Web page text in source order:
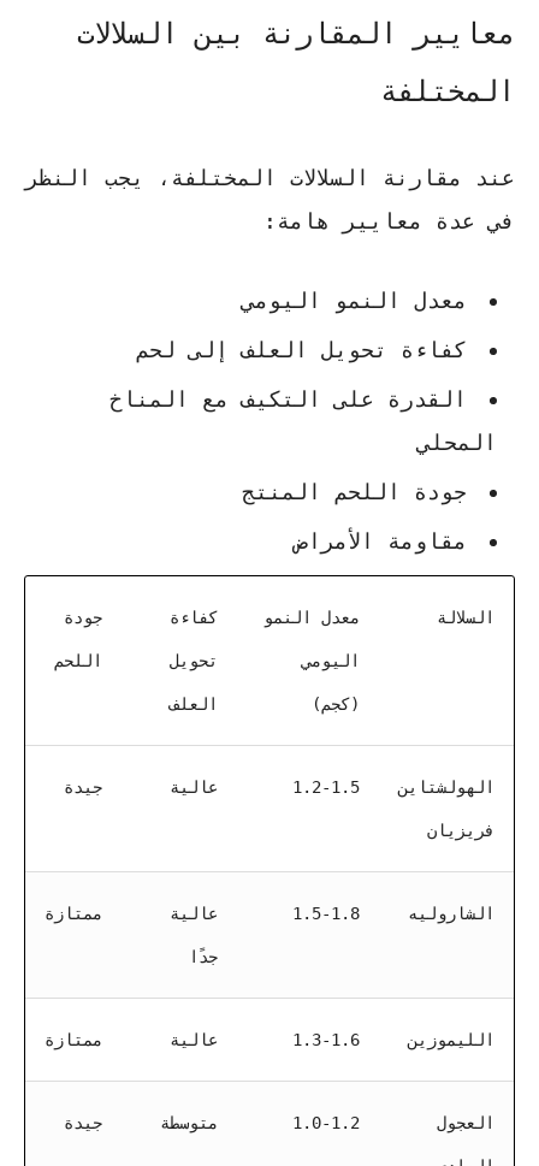
معايير المقارنة بين السلالات
المختلفة
عند مقارنة السلالات المختلفة، يجب النظر
في عدة معايير هامة:
معدل النمو اليومي
كفاءة تحويل العلف إلى لحم
القدرة على التكيف مع المناخ
المحلي
جودة اللحم المنتج
مقاومة الأمراض
السلالة معدل النمو
اليومي
(كجم)
كفاءة
تحويل
العلف
جودة
اللحم
الهولشتاين
فريزيان
1.2-1.5 عالية جيدة
الشاروليه 1.5-1.8 عالية
جدًا
ممتازة
الليموزين 1.3-1.6 عالية ممتازة
العجول 1.0-1.2 متوسطة جيدة